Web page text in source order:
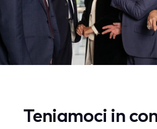
Teniamoci in